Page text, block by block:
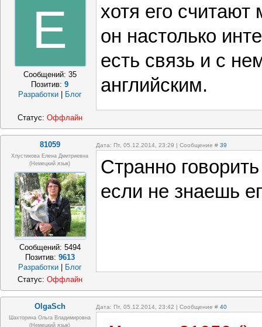
E
Сообщений: 35
Позитив:9
Разработки
Блог
хотя его
он настолько
есть связь и с
английским.
Статус: Оффлайн
81059 Дата: Пт, 05.12.2014, 23:29 | Сообщение # 39
Хлустикова Елена Дмитриевна
(немецкий язык)
Сообщений: 5494
Позитив: 9613
Разработки
Блог
Странно
если не знаешь
Статус: Оффлайн
OlgaSch Дата: Пт, 05.12.2014, 23:42 | Сообщение # 40
Шахторина Ольга Владимировна
(немецкий язык)